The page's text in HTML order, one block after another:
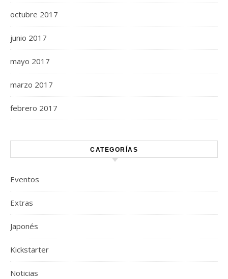
octubre 2017
junio 2017
mayo 2017
marzo 2017
febrero 2017
CATEGORÍAS
Eventos
Extras
Japonés
Kickstarter
Noticias